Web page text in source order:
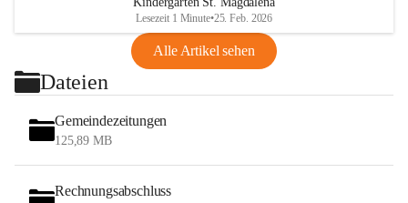
Lesezeit 1 Minute•25. Feb. 2026
Alle Artikel sehen
Dateien
Gemeindezeitungen
125,89 MB
Rechnungsabschluss